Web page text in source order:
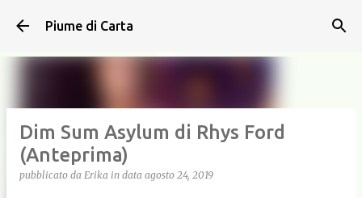
Passa ai contenuti principali
Piume di Carta
Dim Sum Asylum di Rhys Ford
(Anteprima)
pubblicato da Erika in data agosto 24, 2019